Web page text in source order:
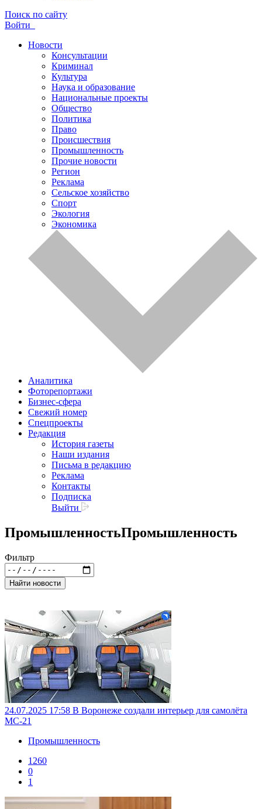
Поиск по сайту
Войти
Новости
Консультации
Криминал
Культура
Наука и образование
Национальные проекты
Общество
Политика
Право
Происшествия
Промышленность
Прочие новости
Регион
Реклама
Сельское хозяйство
Спорт
Экология
Экономика
Аналитика
Фоторепортажи
Бизнес-сфера
Свежий номер
Спецпроекты
Редакция
История газеты
Наши издания
Письма в редакцию
Реклама
Контакты
Подписка
Выйти
ПромышленностьПромышленность
Фильтр
Найти новости
24.07.2025 17:58 В Воронеже создали интерьер для самолёта
МС-21
Промышленность
1260
0
1